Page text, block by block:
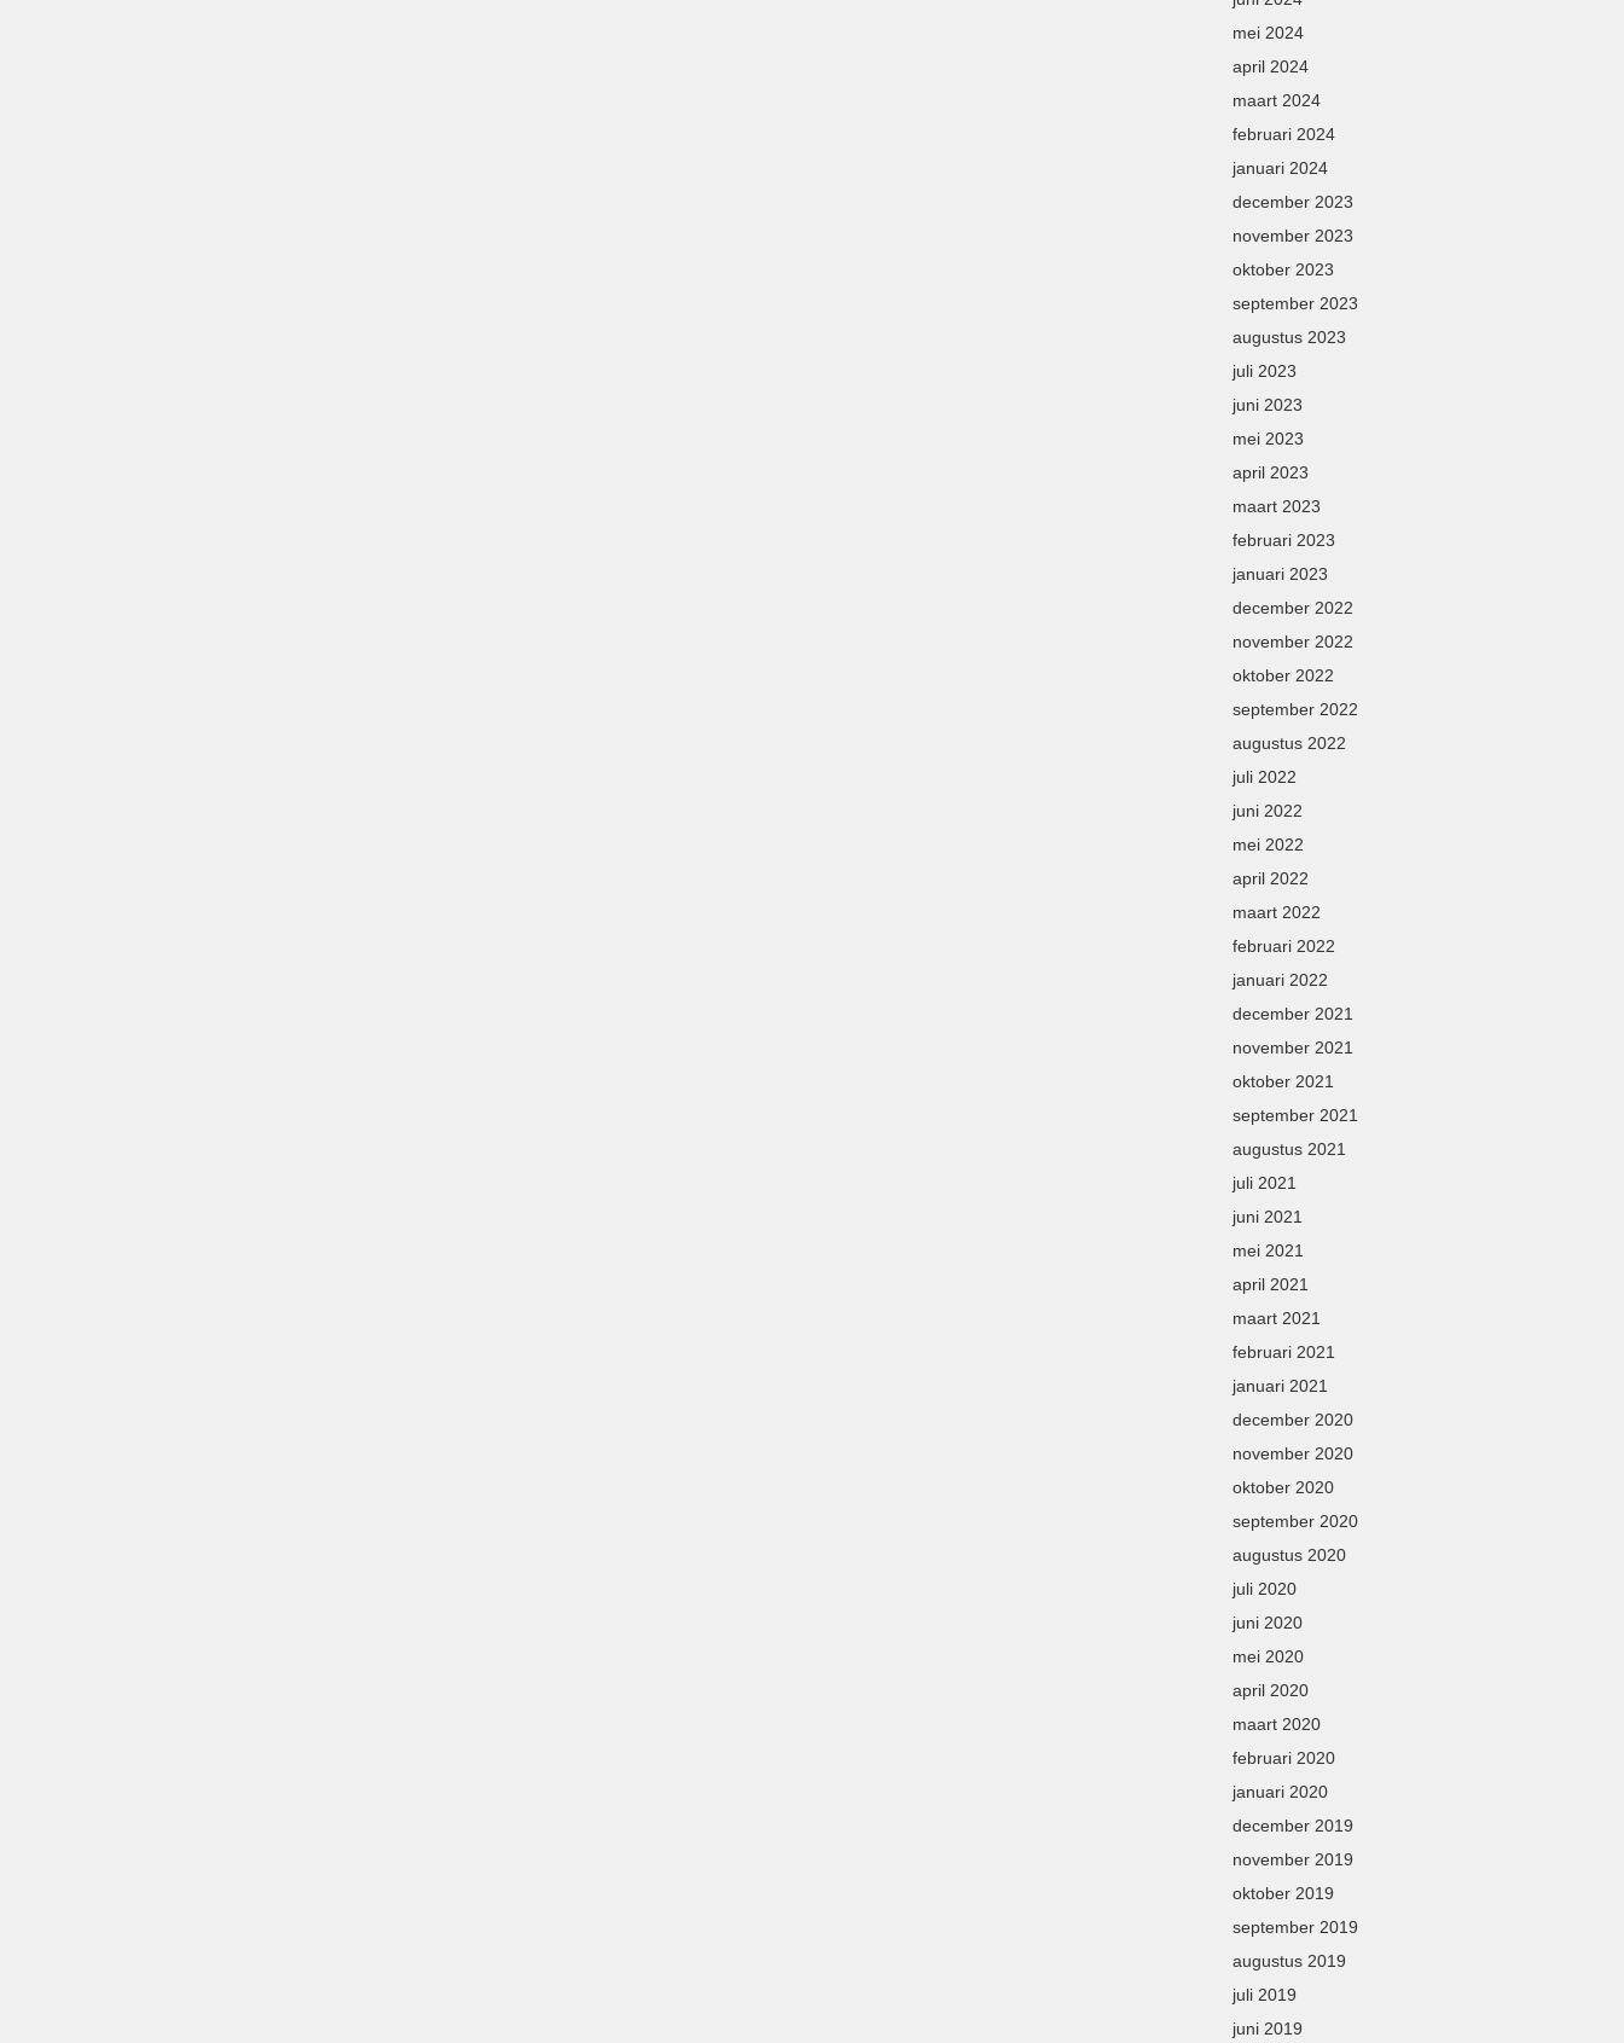
mei 2024
april 2024
maart 2024
februari 2024
januari 2024
december 2023
november 2023
oktober 2023
september 2023
augustus 2023
juli 2023
juni 2023
mei 2023
april 2023
maart 2023
februari 2023
januari 2023
december 2022
november 2022
oktober 2022
september 2022
augustus 2022
juli 2022
juni 2022
mei 2022
april 2022
maart 2022
februari 2022
januari 2022
december 2021
november 2021
oktober 2021
september 2021
augustus 2021
juli 2021
juni 2021
mei 2021
april 2021
maart 2021
februari 2021
januari 2021
december 2020
november 2020
oktober 2020
september 2020
augustus 2020
juli 2020
juni 2020
mei 2020
april 2020
maart 2020
februari 2020
januari 2020
december 2019
november 2019
oktober 2019
september 2019
augustus 2019
juli 2019
juni 2019